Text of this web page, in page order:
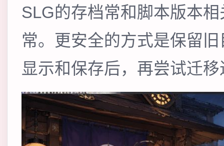
SLG的存档常和脚本版本
常。更安全的方式是保留
显示和保存后，再尝试迁